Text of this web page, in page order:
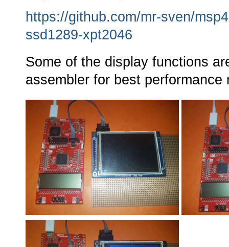
https://github.com/mr-sven/
ssd1289-xpt2046
Some of the display functions
assembler for best performance